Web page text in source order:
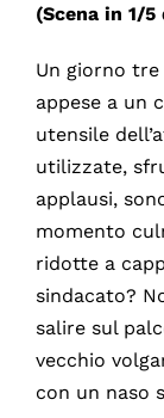
(Scena in 1/
Un giorno tre
appese a un
utensile
utilizzate,
applausi,
momento
ridotte a
sindacato?
salire sul
vecchio
con un naso